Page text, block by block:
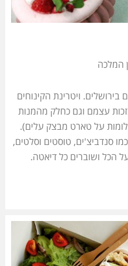
המלכה
ויטרינת הקינוחים
עצמם וגם כחלק מהמנות
על טארט מבצק עלים).
סנדביצ'ים, טוסטים וסלטים,
הכל ושוברים כל דיאטה.